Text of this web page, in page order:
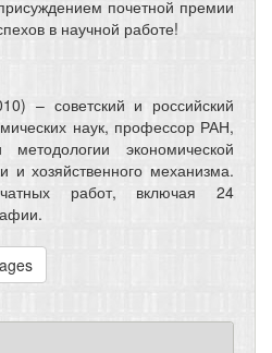
почетной премии
в научной работе!
– советский и российский
наук, профессор РАН,
экономической
и хозяйственного механизма.
работ, включая 24